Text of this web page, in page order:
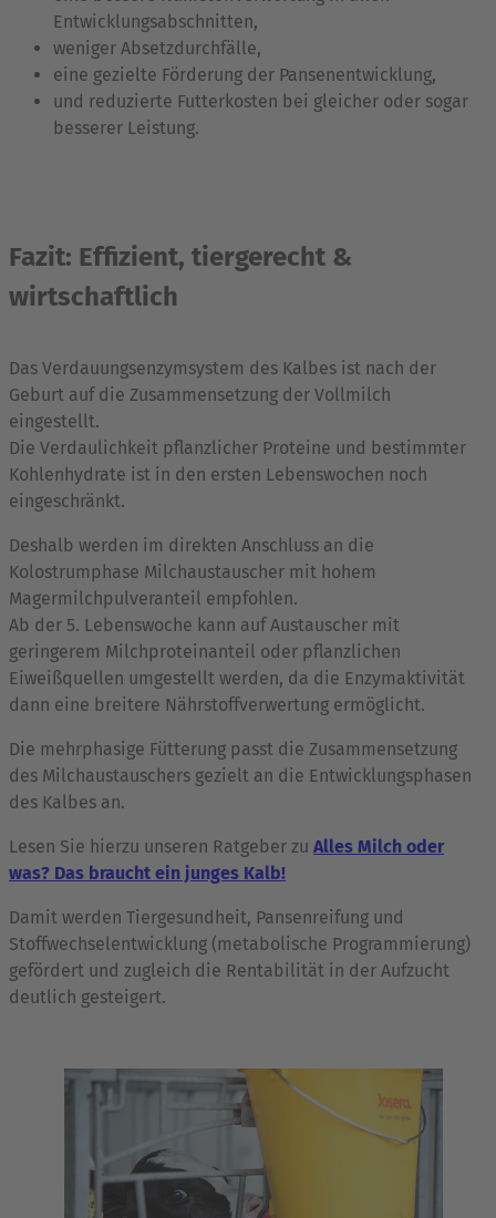
Entwicklungsabschnitten,
weniger Absetzdurchfälle,
eine gezielte Förderung der Pansenentwicklung,
und reduzierte Futterkosten bei gleicher oder sogar
besserer Leistung.
Fazit: Effizient, tiergerecht &
wirtschaftlich
Das Verdauungsenzymsystem des Kalbes ist nach der
Geburt auf die Zusammensetzung der Vollmilch
eingestellt.
Die Verdaulichkeit pflanzlicher Proteine und bestimmter
Kohlenhydrate ist in den ersten Lebenswochen noch
eingeschränkt.
Deshalb werden im direkten Anschluss an die
Kolostrumphase Milchaustauscher mit hohem
Magermilchpulveranteil empfohlen.
Ab der 5. Lebenswoche kann auf Austauscher mit
geringerem Milchproteinanteil oder pflanzlichen
Eiweißquellen umgestellt werden, da die Enzymaktivität
dann eine breitere Nährstoffverwertung ermöglicht.
Die mehrphasige Fütterung passt die Zusammensetzung
des Milchaustauschers gezielt an die Entwicklungsphasen
des Kalbes an.
Lesen Sie hierzu unseren Ratgeber zu Alles Milch oder
was? Das braucht ein junges Kalb!
Damit werden Tiergesundheit, Pansenreifung und
Stoffwechselentwicklung (metabolische Programmierung)
gefördert und zugleich die Rentabilität in der Aufzucht
deutlich gesteigert.